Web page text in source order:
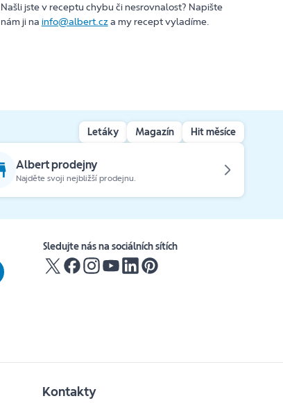
Našli jste v receptu chybu či nesrovnalost? Napište
nám ji na info@albert.cza my recept vyladíme.
Letáky Magazín Hit měsíce
Albert prodejny
Najděte svoji nejbližší prodejnu.
Sledujte nás na sociálních sítích
Kontakty